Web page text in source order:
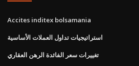
Accites inditex bolsamania
استراتيجيات تداول العملات الأساسية
تغييرات سعر الفائدة الرهن العقاري